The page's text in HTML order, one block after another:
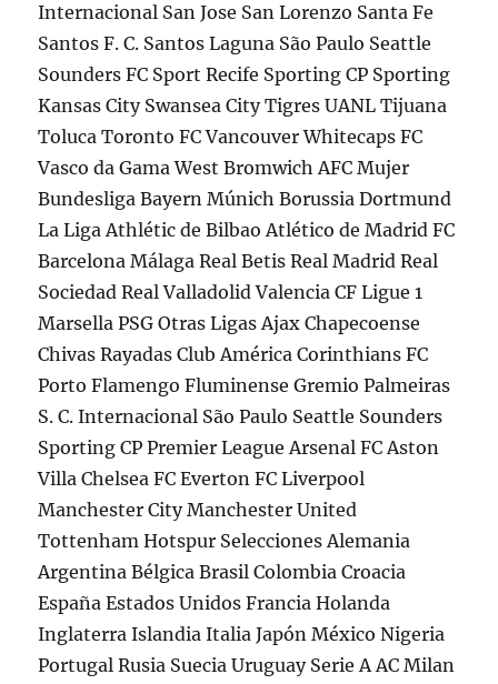
Internacional San Jose San Lorenzo Santa Fe
Santos F. C. Santos Laguna São Paulo Seattle
Sounders FC Sport Recife Sporting CP Sporting
Kansas City Swansea City Tigres UANL Tijuana
Toluca Toronto FC Vancouver Whitecaps FC
Vasco da Gama West Bromwich AFC Mujer
Bundesliga Bayern Múnich Borussia Dortmund
La Liga Athlétic de Bilbao Atlético de Madrid FC
Barcelona Málaga Real Betis Real Madrid Real
Sociedad Real Valladolid Valencia CF Ligue 1
Marsella PSG Otras Ligas Ajax Chapecoense
Chivas Rayadas Club América Corinthians FC
Porto Flamengo Fluminense Gremio Palmeiras
S. C. Internacional São Paulo Seattle Sounders
Sporting CP Premier League Arsenal FC Aston
Villa Chelsea FC Everton FC Liverpool
Manchester City Manchester United
Tottenham Hotspur Selecciones Alemania
Argentina Bélgica Brasil Colombia Croacia
España Estados Unidos Francia Holanda
Inglaterra Islandia Italia Japón México Nigeria
Portugal Rusia Suecia Uruguay Serie A AC Milan